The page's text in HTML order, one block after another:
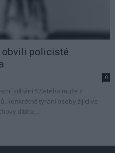
obvili policisté
0
stíhání 57letého muže z
konkrétně týrání osoby žijící ve
dítěte,...